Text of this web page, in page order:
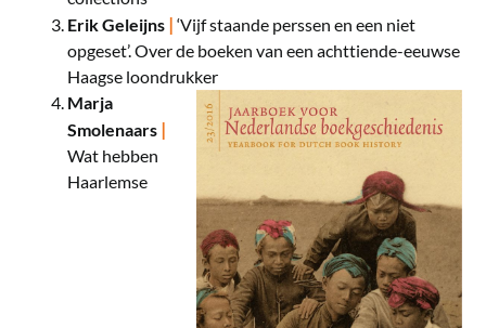
Erik Geleijns | ‘Vijf staande perssen en een niet
opgeset’. Over de boeken van een achttiende-eeuwse
Haagse loondrukker
Marja
Smolenaars |
Wat hebben
Haarlemse